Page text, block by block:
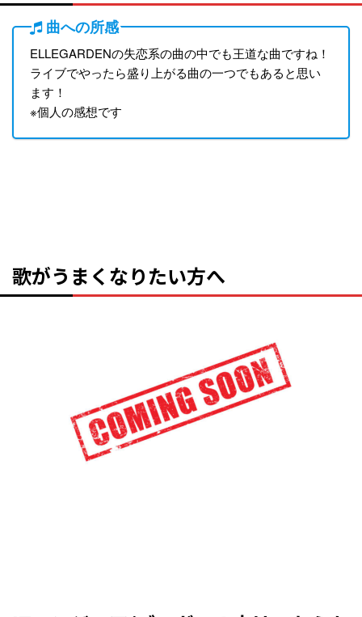
曲への所感
ELLEGARDENの失恋系の曲の中でも王道な曲ですね！
ライブでやったら盛り上がる曲の一つでもあると思い
ます！
※個人の感想です
歌がうまくなりたい方へ